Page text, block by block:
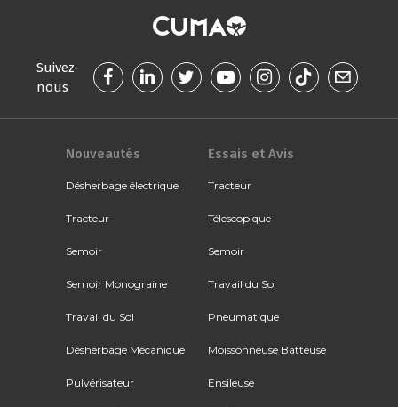
Suivez-
nous
Nouveautés
Désherbage électrique
Tracteur
Semoir
Semoir Monograine
Travail du Sol
Désherbage Mécanique
Pulvérisateur
Essais et Avis
Tracteur
Télescopique
Semoir
Travail du Sol
Pneumatique
Moissonneuse Batteuse
Ensileuse